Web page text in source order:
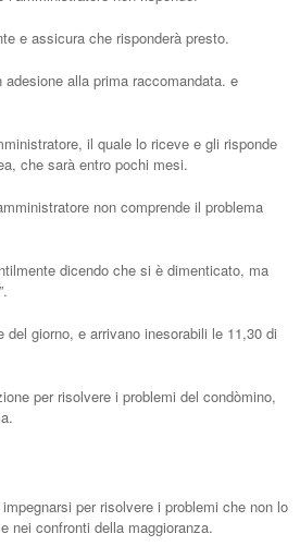
e assicura che risponderà presto.
alla prima raccomandata. e
il quale lo riceve e gli risponde
che sarà entro pochi mesi.
non comprende il problema
dicendo che si è dimenticato, ma
giorno, e arrivano inesorabili le 11,30 di
per risolvere i problemi del condòmino,
per risolvere i problemi che non lo
nei confronti della maggioranza.